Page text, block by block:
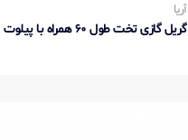
آریا
گریل گازی تخت طول 60 همراه با پیلوت